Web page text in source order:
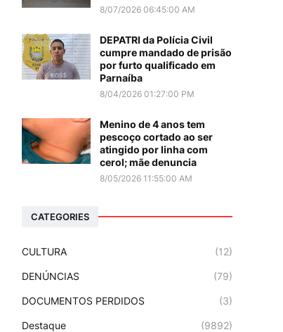
8/07/2026 06:45:00 AM
DEPATRI da Polícia Civil
cumpre mandado de prisão
por furto qualificado em
Parnaíba
8/04/2026 01:27:00 PM
Menino de 4 anos tem
pescoço cortado ao ser
atingido por linha com
cerol; mãe denuncia
8/05/2026 11:55:00 AM
CATEGORIES
CULTURA (12)
DENÚNCIAS (79)
DOCUMENTOS PERDIDOS (3)
Destaque (9892)